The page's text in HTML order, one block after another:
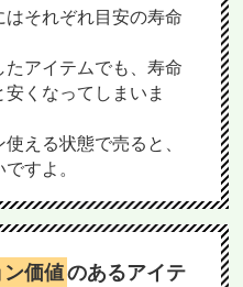
それぞれ目安の寿命
アイテムでも、寿命
くなってしまいま
える状態で売ると、
すよ。
価値のあるアイテ